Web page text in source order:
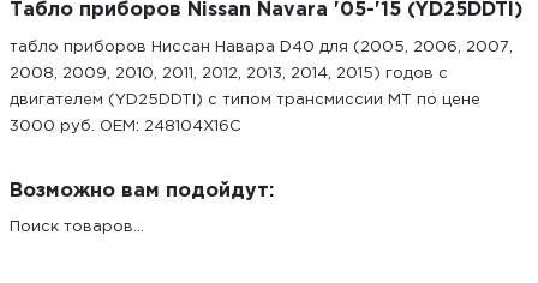
Табло приборов Nissan Navara '05-'15 (YD25DDTI)
табло приборов Ниссан Навара D40 для (2005, 2006, 2007,
2008, 2009, 2010, 2011, 2012, 2013, 2014, 2015) годов с
двигателем (YD25DDTI) с типом трансмиссии MT по цене
3000 руб. ОЕМ: 248104X16C
Возможно вам подойдут:
Поиск товаров...